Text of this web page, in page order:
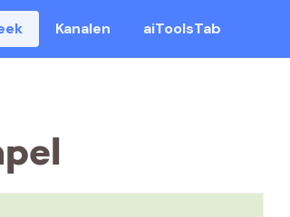
Kanalen aiToolsTab